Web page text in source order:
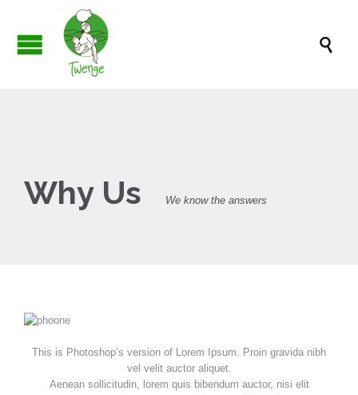

Why Us We know the answers
This is Photoshop’s version of Lorem Ipsum. Proin gravida nibh
vel velit auctor aliquet.
Aenean sollicitudin, lorem quis bibendum auctor, nisi elit